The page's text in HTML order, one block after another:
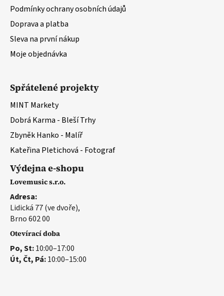
Podmínky ochrany osobních údajů
Doprava a platba
Sleva na první nákup
Moje objednávka
Spřátelené projekty
MINT Markety
Dobrá Karma - Bleší Trhy
Zbyněk Hanko - Malíř
Kateřina Pletichová - Fotograf
Výdejna e-shopu
Lovemusic s.r.o.
Adresa:
Lidická 77 (ve dvoře),
Brno 602 00
Otevírací doba
Po, St:10:00–17:00
Út, Čt, Pá:10:00–15:00